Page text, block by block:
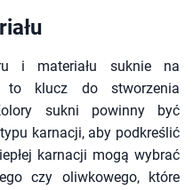
i materiału suknie na
to klucz do stworzenia
sukni powinny być
karnacji, aby podkreślić
karnacji mogą wybrać
czy oliwkowego, które